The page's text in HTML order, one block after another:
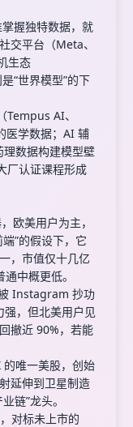
握独特数据，就
交平台（Meta、
生态
“世界模型”的下
Tempus AI、
医学数据；AI 辅
理数据构建模型壁
厂认证课程形成
欧美用户为主，
”的假设下，它
，市值仅十几亿
中概更低。
Instagram 抄功
，但北美用户见
撤近 90%，若能
唯一美股，创始
延伸到卫星制造
链”龙头。
对标未上市的